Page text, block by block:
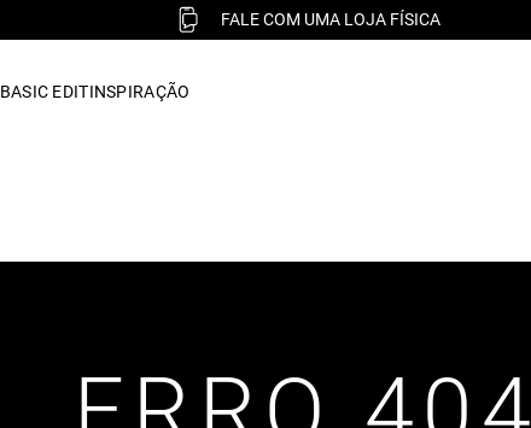
FALE COM UMA LOJA FÍSICA
BASIC EDITINSPIRAÇÃO